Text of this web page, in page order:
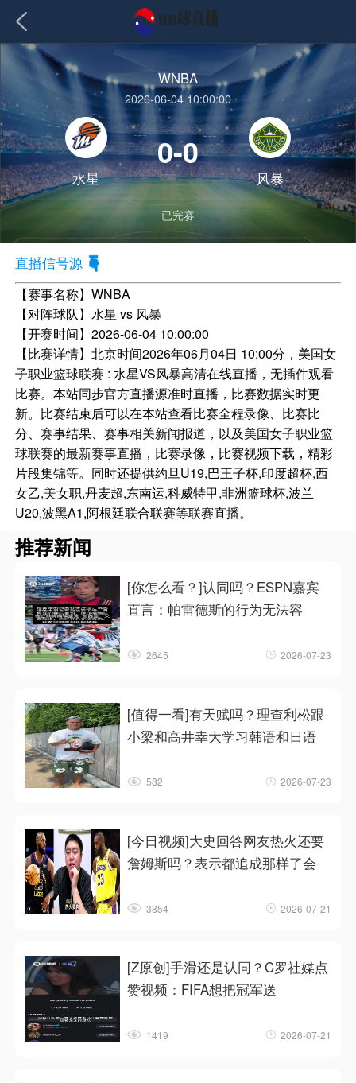
WNBA
2026-06-04 10:00:00
水星
0-0
风暴
已完赛
直播信号源
【赛事名称】WNBA
【对阵球队】水星 vs 风暴
【开赛时间】2026-06-04 10:00:00
【比赛详情】北京时间2026年06月04日 10:00分，美国女
子职业篮球联赛 : 水星VS风暴高清在线直播，无插件观看
比赛。本站同步官方直播源准时直播，比赛数据实时更
新。比赛结束后可以在本站查看比赛全程录像、比赛比
分、赛事结果、赛事相关新闻报道，以及美国女子职业篮
球联赛的最新赛事直播，比赛录像，比赛视频下载，精彩
片段集锦等。同时还提供约旦U19,巴王子杯,印度超杯,西
女乙,美女职,丹麦超,东南运,科威特甲,非洲篮球杯,波兰
U20,波黑A1,阿根廷联合联赛等联赛直播。
推荐新闻
[你怎么看？]认同吗？ESPN嘉宾
直言：帕雷德斯的行为无法容
2645 2026-07-23
[值得一看]有天赋吗？理查利松跟
小梁和高井幸大学习韩语和日语
582 2026-07-23
[今日视频]大史回答网友热火还要
詹姆斯吗？表示都追成那样了会
3854 2026-07-21
[Z原创]手滑还是认同？C罗社媒点
赞视频：FIFA想把冠军送
1419 2026-07-21